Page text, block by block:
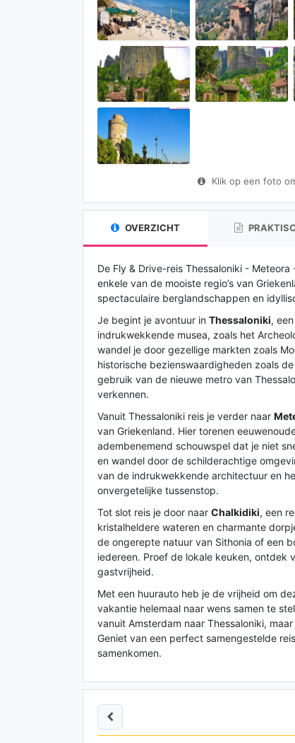
Klik op een foto
OVERZICHT
De Fly & Drive-reis Thessaloniki -
enkele van de mooiste regio’s van
spectaculaire berglandschappen en
Je begint je avontuur in Thessaloniki,
indrukwekkende musea, zoals het
wandel je door gezellige markten zoals
historische bezienswaardigheden zoals
gebruik van de nieuwe metro van
verkennen.
Vanuit Thessaloniki reis je verder naar
van Griekenland. Hier torenen
adembenemend schouwspel dat je niet
en wandel door de schilderachtige
van de indrukwekkende architectuur en
onvergetelijke tussenstop.
Tot slot reis je door naar Chalkidiki, een
kristalheldere wateren en charmante
de ongerepte natuur van Sithonia of een
iedereen. Proef de lokale keuken, ontdek
gastvrijheid.
Met een huurauto heb je de vrijheid om
vakantie helemaal naar wens samen te
vanuit Amsterdam naar Thessaloniki,
Geniet van een perfect samengestelde
samenkomen.